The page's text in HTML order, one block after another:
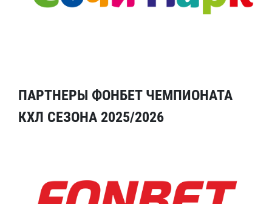
ПАРТНЕРЫ ФОНБЕТ ЧЕМПИОНАТА
КХЛ СЕЗОНА 2025/2026